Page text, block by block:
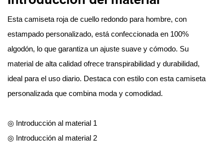
Esta camiseta roja de cuello redondo para hombre, con
estampado personalizado, está confeccionada en 100%
algodón, lo que garantiza un ajuste suave y cómodo. Su
material de alta calidad ofrece transpirabilidad y durabilidad,
ideal para el uso diario. Destaca con estilo con esta camiseta
personalizada que combina moda y comodidad.
◎ Introducción al material 1
◎ Introducción al material 2